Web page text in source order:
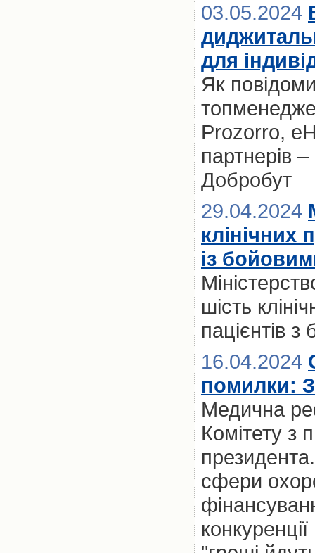
03.05.2024
для
Як
Prozorro,
партнерів
Добробут
29.04.2024
клінічних
із
шість
пацієнтів
16.04.2024
помилки:
Медична
Комітету з
сфери